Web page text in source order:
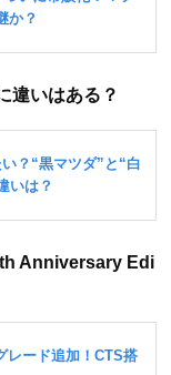
違いはある？
Anniversary Edi